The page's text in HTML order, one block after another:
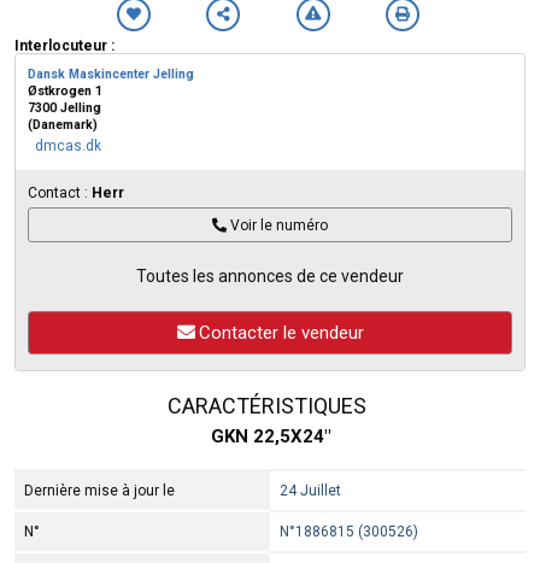
Interlocuteur :
Dansk Maskincenter Jelling
Østkrogen 1
7300 Jelling
(Danemark)
dmcas.dk
Contact : Herr
Voir le numéro
Toutes les annonces de ce vendeur
Contacter le vendeur
CARACTÉRISTIQUES
GKN 22,5X24"
Dernière mise à jour le 24 Juillet
N° N°1886815 (300526)